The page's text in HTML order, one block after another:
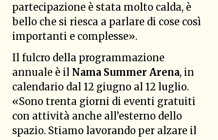
partecipazione è stata molto calda, è
bello che si riesca a parlare di cose così
importanti e complesse».
Il fulcro della programmazione
annuale è il Nama Summer Arena, in
calendario dal 12 giugno al 12 luglio.
«Sono trenta giorni di eventi gratuiti
con attività anche all’esterno dello
spazio. Stiamo lavorando per alzare il